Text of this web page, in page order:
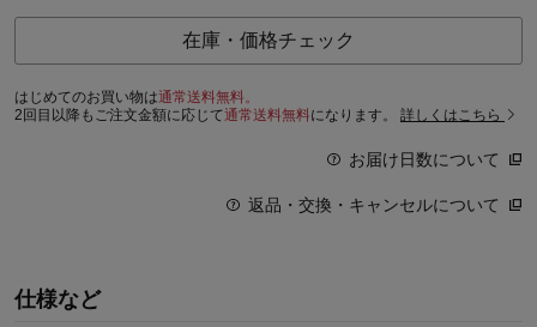
在庫・価格チェック
はじめてのお買い物は通常送料無料。
2回目以降もご注文金額に応じて通常送料無料になります。 詳しくはこちら
お届け日数について
返品・交換・キャンセルについて
仕様など